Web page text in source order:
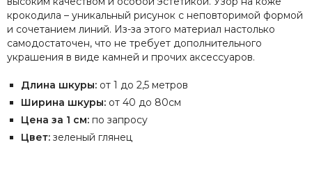
крокодила – уникальный рисунок с неповторимой формой
и сочетанием линий. Из-за этого материал настолько
самодостаточен, что не требует дополнительного
украшения в виде камней и прочих аксессуаров.
Длина шкуры: от 1 до 2,5 метров
Ширина шкуры: от 40 до 80см
Цена за 1 см: по запросу
Цвет: зеленый глянец